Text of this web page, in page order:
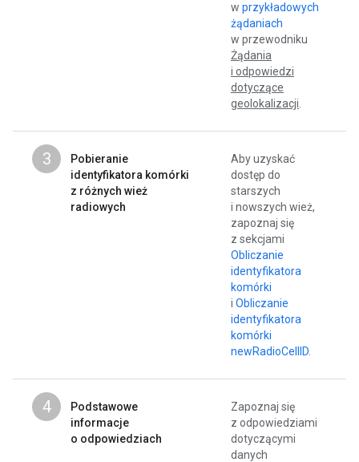
w przykładowych
żądaniach
w przewodniku
Żądania
i odpowiedzi
dotyczące
geolokalizacji.
3
Pobieranie
identyfikatora komórki
z różnych wież
radiowych
Aby uzyskać
dostęp do
starszych
i nowszych wież,
zapoznaj się
z sekcjami
Obliczanie
identyfikatora
komórki
i Obliczanie
identyfikatora
komórki
newRadioCellID.
4
Podstawowe
informacje
o odpowiedziach
Zapoznaj się
z odpowiedziami
dotyczącymi
danych